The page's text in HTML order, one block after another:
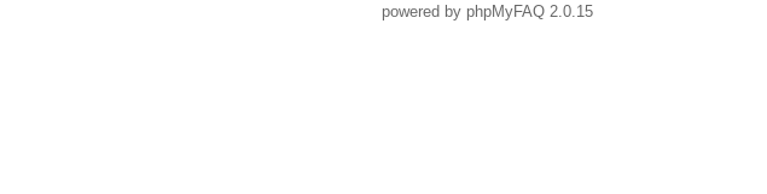
powered by phpMyFAQ 2.0.15